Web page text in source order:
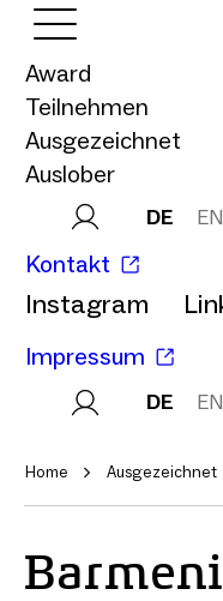
Award
Teilnehmen
Ausgezeichnet
Auslober
DE EN
Kontakt
Instagram
Impressum
DE EN
Home Ausgezeichnet